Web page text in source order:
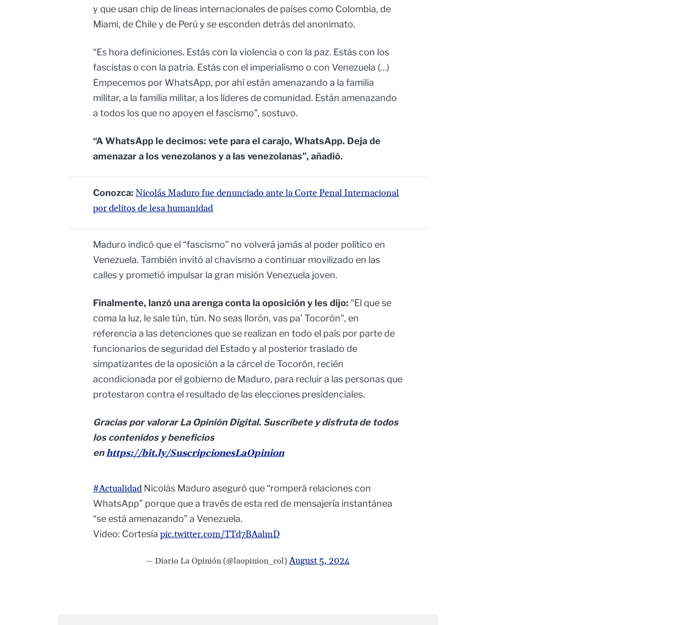
y que usan chip de líneas internacionales de países como Colombia, de
Miami, de Chile y de Perú y se esconden detrás del anonimato.
“Es hora definiciones. Estás con la violencia o con la paz. Estás con los
fascistas o con la patria. Estás con el imperialismo o con Venezuela (…)
Empecemos por WhatsApp, por ahí están amenazando a la familia
militar, a la familia militar, a los líderes de comunidad. Están amenazando
a todos los que no apoyen el fascismo”, sostuvo.
“A WhatsApp le decimos: vete para el carajo, WhatsApp. Deja de
amenazar a los venezolanos y a las venezolanas”, añadió.
Conozca: Nicolás Maduro fue denunciado ante la Corte Penal Internacional
por delitos de lesa humanidad
Maduro indicó que el “fascismo” no volverá jamás al poder político en
Venezuela. También invitó al chavismo a continuar movilizado en las
calles y prometió impulsar la gran misión Venezuela joven.
Finalmente, lanzó una arenga conta la oposición y les dijo: "El que se
coma la luz, le sale tún, tún. No seas llorón, vas pa’ Tocorón", en
referencia a las detenciones que se realizan en todo el país por parte de
funcionarios de seguridad del Estado y al posterior traslado de
simpatizantes de la oposición a la cárcel de Tocorón, recién
acondicionada por el gobierno de Maduro, para recluir a las personas que
protestaron contra el resultado de las elecciones presidenciales.
Gracias por valorar La Opinión Digital. Suscríbete y disfruta de todos
los contenidos y beneficios
enhttps://bit.ly/SuscripcionesLaOpinion
#Actualidad Nicolás Maduro aseguró que “romperá relaciones con
WhatsApp” porque que a través de esta red de mensajería instantánea
“se está amenazando” a Venezuela.
Video: Cortesía pic.twitter.com/TTd7BAalmD
— Diario La Opinión (@laopinion_col)August 5, 2024